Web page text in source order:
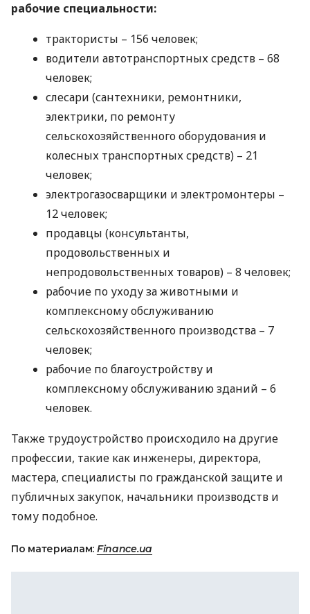
рабочие специальности:
трактористы – 156 человек;
водители автотранспортных средств – 68
человек;
слесари (сантехники, ремонтники,
электрики, по ремонту
сельскохозяйственного оборудования и
колесных транспортных средств) – 21
человек;
электрогазосварщики и электромонтеры –
12 человек;
продавцы (консультанты,
продовольственных и
непродовольственных товаров) – 8 человек;
рабочие по уходу за животными и
комплексному обслуживанию
сельскохозяйственного производства – 7
человек;
рабочие по благоустройству и
комплексному обслуживанию зданий – 6
человек.
Также трудоустройство происходило на другие
профессии, такие как инженеры, директора,
мастера, специалисты по гражданской защите и
публичных закупок, начальники производств и
тому подобное.
По материалам: Finance.ua